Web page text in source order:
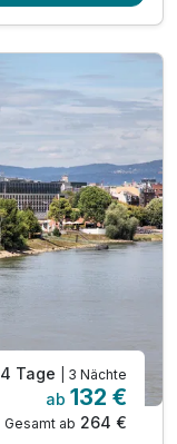
4 Tage | 3 Nächte
ab 132 €
Gesamt ab 264 €